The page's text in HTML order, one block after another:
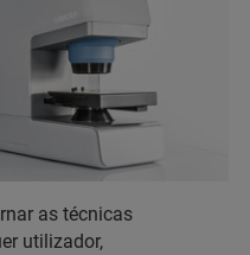
as técnicas
utilizador,